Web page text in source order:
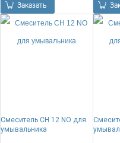
Заказать
Смеситель CH 12 NO для
умывальника